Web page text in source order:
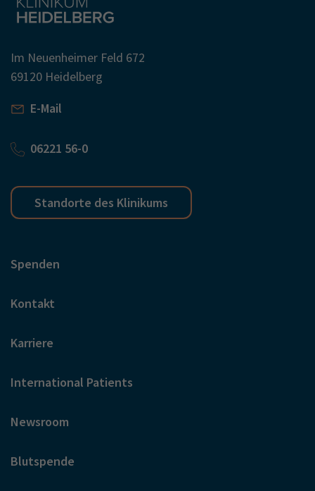
Im Neuenheimer Feld 672
69120 Heidelberg
E-Mail
06221 56-0
Standorte des Klinikums
Spenden
Kontakt
Karriere
International Patients
Newsroom
Blutspende